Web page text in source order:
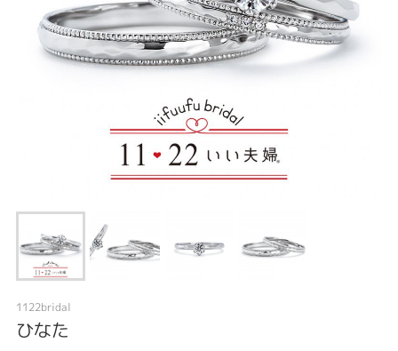
1122bridal
ひなた